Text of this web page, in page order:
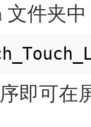
文件夹中
即可在